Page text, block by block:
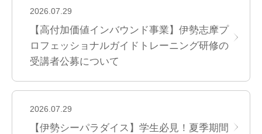
2026.07.29
【高付加価値インバウンド事業】伊勢志摩プ
ロフェッショナルガイドトレーニング研修の
受講者公募について
2026.07.29
【伊勢シーパラダイス】学生必見！夏季期間